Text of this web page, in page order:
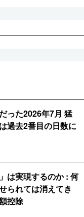
った2026年7月 猛
過去2番目の日数に
は実現するのか : 何
られては消えてき
控除